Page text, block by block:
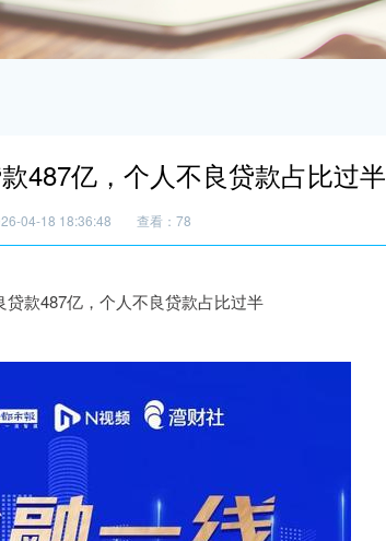
487亿，个人不良贷款占比过半
04-18 18:36:48 查看：78